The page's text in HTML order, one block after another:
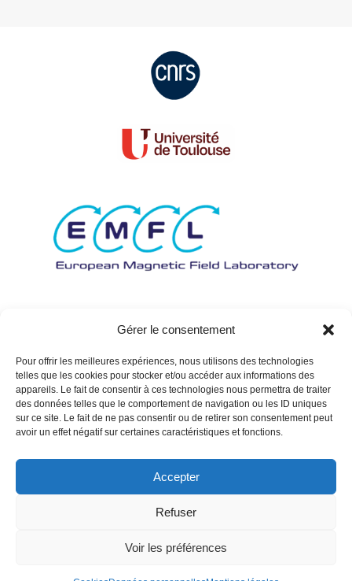
Gérer le consentement
Pour offrir les meilleures expériences, nous utilisons des technologies
telles que les cookies pour stocker et/ou accéder aux informations des
appareils. Le fait de consentir à ces technologies nous permettra de traiter
des données telles que le comportement de navigation ou les ID uniques
sur ce site. Le fait de ne pas consentir ou de retirer son consentement peut
avoir un effet négatif sur certaines caractéristiques et fonctions.
Accepter
Refuser
Voir les préférences